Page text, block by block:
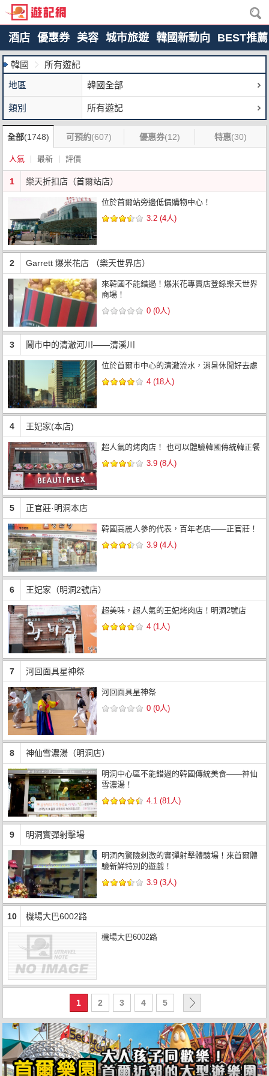
酒店 優惠券 美容 城市旅遊 韓國新動向 BEST推薦
韓國
所有遊記
地區
韓國全部
類別 所有遊記
全部(1748) 可預約(607) 優惠券(12) 特惠(30)
人氣 最新 評價
1 樂天折扣店（首爾站店）
位於首爾站旁邊低價購物中心！
3.2 (4人)
2 Garrett 爆米花店 （樂天世界店）
來韓國不能錯過！爆米花專賣店登錄樂天世界
商場！
0 (0人)
3 鬧市中的清澈河川——清溪川
位於首爾市中心的清澈流水，消暑休閒好去處
4 (18人)
4 王妃家(本店)
超人氣的烤肉店！ 也可以體驗韓國傳統韓正餐
3.9 (8人)
5 正官莊·明洞本店
韓國高麗人參的代表，百年老店——正官莊！
3.9 (4人)
6 王妃家（明洞2號店）
超美味，超人氣的王妃烤肉店！明洞2號店
4 (1人)
7 河回面具星神祭
河回面具星神祭
0 (0人)
8 神仙雪濃湯（明洞店）
明洞中心區不能錯過的韓國傳統美食——神仙
雪濃湯！
4.1 (81人)
9 明洞實彈射擊場
明洞內驚險刺激的實彈射擊體驗場！來首爾體
驗新鮮特別的遊戲！
3.9 (3人)
10 機場大巴6002路
機場大巴6002路
1 2 3 4 5